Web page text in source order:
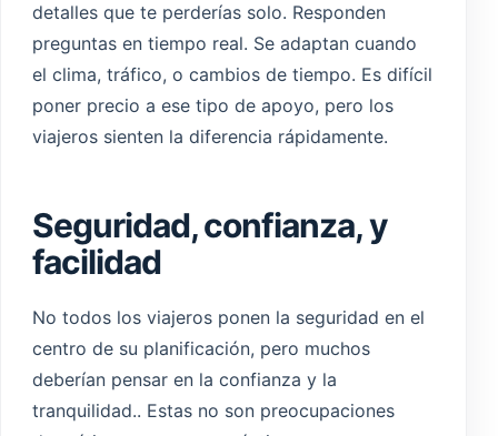
detalles que te perderías solo. Responden
preguntas en tiempo real. Se adaptan cuando
el clima, tráfico, o cambios de tiempo. Es difícil
poner precio a ese tipo de apoyo, pero los
viajeros sienten la diferencia rápidamente.
Seguridad, confianza, y
facilidad
No todos los viajeros ponen la seguridad en el
centro de su planificación, pero muchos
deberían pensar en la confianza y la
tranquilidad.. Estas no son preocupaciones